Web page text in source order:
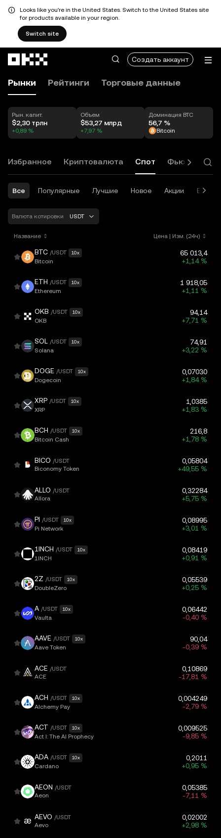
Looks like you're in the United States. Switch to the United States site
for products available in your region.
Switch site
Создать аккаунт
Рынки Рейтинги Торговые данные
Рын. капит.
$2,30 трлн
+0,89 %
Объем
$53,27 млрд
+7,97 %
Доминация BTC
56,7 %
Bitcoin
Избранное Криптовалюта Спот Фьючерсы
Все Популярные Лучшие Новое Акции ETF
Валюта котировки USDT
Название Цена | Изм. (24ч)
BTC /USDT 10x
Bitcoin
65 013,4
+1,14 %
ETH /USDT 10x
Ethereum
1 918,05
+1,11 %
OKB /USDT 10x
OKB
94,14
+7,71 %
SOL /USDT 10x
Solana
74,91
+3,22 %
DOGE /USDT 10x
Dogecoin
0,07030
+1,84 %
XRP /USDT 10x
XRP
1,0385
+1,83 %
BCH /USDT 10x
Bitcoin Cash
216,8
+1,78 %
BICO /USDT
Biconomy Token
0,05804
+49,55 %
ALLO /USDT
Allora
0,32284
+5,75 %
PI /USDT 10x
Pi Network
0,08995
+3,01 %
1INCH /USDT 10x
1INCH
0,08419
+0,91 %
2Z /USDT 10x
DoubleZero
0,05539
+0,25 %
A /USDT 10x
Vaulta
0,06442
-0,40 %
AAVE /USDT 10x
Aave Token
90,04
-0,39 %
ACE /USDT
ACE
0,10869
-17,81 %
ACH /USDT 10x
Alchemy Pay
0,004249
-2,79 %
ACT /USDT 10x
Act I: The AI Prophecy
0,009525
-9,85 %
ADA /USDT 10x
Cardano
0,2011
+0,95 %
AEON /USDT
Aeon
0,05385
-7,11 %
AEVO /USDT
Aevo
0,02002
+2,98 %